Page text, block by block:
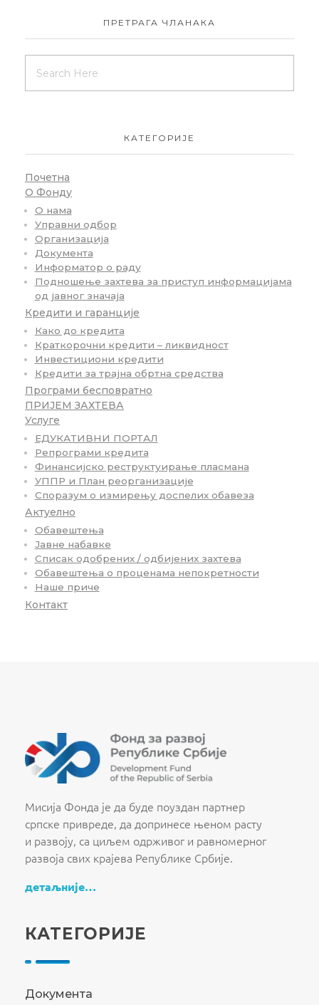
ПРЕТРАГА ЧЛАНАКА
КАТЕГОРИЈЕ
Почетна
О Фонду
О нама
Управни одбор
Организација
Документа
Информатор о раду
Подношење захтева за приступ информацијама
од јавног значаја
Кредити и гаранције
Како до кредита
Краткорочни кредити – ликвидност
Инвестициони кредити
Кредити за трајна обртна средства
Програми бесповратно
ПРИЈЕМ ЗАХТЕВА
Услуге
ЕДУКАТИВНИ ПОРТАЛ
Репрограми кредита
Финансијско реструктуирање пласмана
УППР и План реорганизације
Споразум о измирењу доспелих обавеза
Актуелно
Обавештења
Јавне набавке
Списак одобрених / одбијених захтева
Обавештења о проценама непокретности
Наше приче
Контакт
Мисија Фонда је да буде поуздан партнер
српске привреде, да допринесе њеном расту
и развоју, са циљем одрживог и равномерног
развоја свих крајева Републике Србије.
детаљније…
КАТЕГОРИЈЕ
Документа